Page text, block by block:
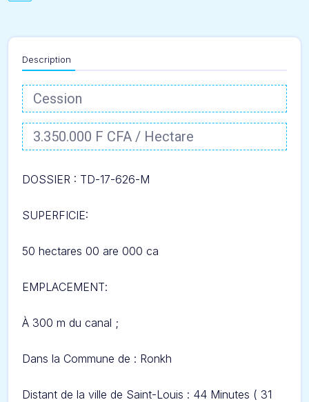
Description
Cession
3.350.000 F CFA / Hectare
DOSSIER : TD-17-626-M
SUPERFICIE:
50 hectares 00 are 000 ca
EMPLACEMENT:
À 300 m du canal ;
Dans la Commune de : Ronkh
Distant de la ville de Saint-Louis : 44 Minutes ( 31